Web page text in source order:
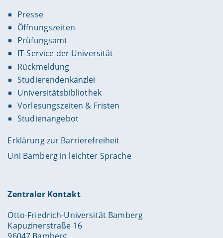
Presse
Öffnungszeiten
Prüfungsamt
IT-Service der Universität
Rückmeldung
Studierendenkanzlei
Universitätsbibliothek
Vorlesungszeiten & Fristen
Studienangebot
Erklärung zur Barrierefreiheit
Uni Bamberg in leichter Sprache
Zentraler Kontakt
Otto-Friedrich-Universität Bamberg
Kapuzinerstraße 16